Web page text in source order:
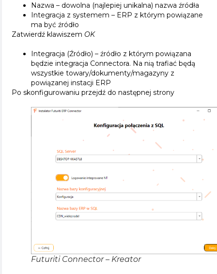
Nazwa – dowolna (najlepiej unikalna) nazwa źródła
Integracja z systemem – ERP z którym powiązane
ma być źródło
Zatwierdź klawiszem OK
Integracja (Źródło) – źródło z którym powiązana
będzie integracja Connectora. Na nią trafiać będą
wszystkie towary/dokumenty/magazyny z
powiązanej instacji ERP
Po skonfigurowaniu przejdź do następnej strony
Futuriti Connector – Kreator